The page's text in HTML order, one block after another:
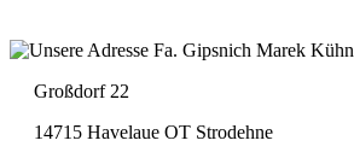
Fa. Gipsnich Marek Kühn
Großdorf 22
14715 Havelaue OT Strodehne